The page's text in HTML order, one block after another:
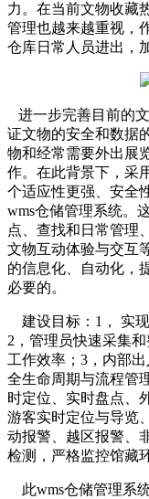
力。在当前文物收藏
管理也越来越重视，
仓库日常人员进出，
进一步完善目前的
证文物的安全和数据
物和经常需要外出展
作。在此背景下，采
个适应性更强、安全
wms仓储管理系统。
点、查找和日常管理
文物互动体验与交互
的信息化、自动化，
必要的。
建设目标：1， 实
2，管理员快速采集
工作效率；3，内部
全生命周期与流程管
时定位、实时盘点、
游客实时定位与导览
动报警、越区报警、
检测，严格监控馆藏
此wms仓储管理系